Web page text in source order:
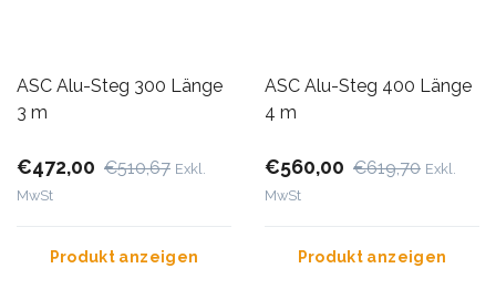
ASC Alu-Steg 300 Länge
3 m
€472,00 €510,67 Exkl.
MwSt
Produkt anzeigen
ASC Alu-Steg 400 Länge
4 m
€560,00 €619,70 Exkl.
MwSt
Produkt anzeigen